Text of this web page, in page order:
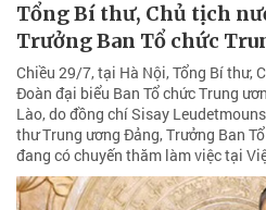
Tổng Bí thư, Chủ tịch
Trưởng Ban Tổ chức
Chiều 29/7, tại Hà Nội, Tổng Bí thư,
Đoàn đại biểu Ban Tổ chức Trung
Lào, do đồng chí Sisay
thư Trung ương Đảng, Trưởng Ban
đang có chuyến thăm làm việc tại